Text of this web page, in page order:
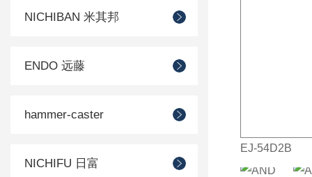
NICHIBAN 米其邦
ENDO 远藤
hammer-caster
NICHIFU 日富
EJ-54D2B